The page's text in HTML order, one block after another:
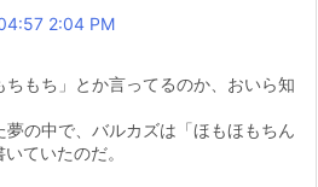
2:04 PM
もち」とか言ってるのか、おいら知
の中で、バルカズは「ほもほもちん
ていたのだ。